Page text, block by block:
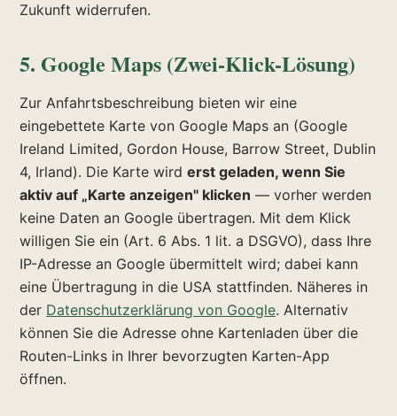
Zukunft widerrufen.
5. Google Maps (Zwei-Klick-Lösung)
Zur Anfahrtsbeschreibung bieten wir eine
eingebettete Karte von Google Maps an (Google
Ireland Limited, Gordon House, Barrow Street, Dublin
4, Irland). Die Karte wird erst geladen, wenn Sie
aktiv auf „Karte anzeigen" klicken — vorher werden
keine Daten an Google übertragen. Mit dem Klick
willigen Sie ein (Art. 6 Abs. 1 lit. a DSGVO), dass Ihre
IP-Adresse an Google übermittelt wird; dabei kann
eine Übertragung in die USA stattfinden. Näheres in
der Datenschutzerklärung von Google. Alternativ
können Sie die Adresse ohne Kartenladen über die
Routen-Links in Ihrer bevorzugten Karten-App
öffnen.